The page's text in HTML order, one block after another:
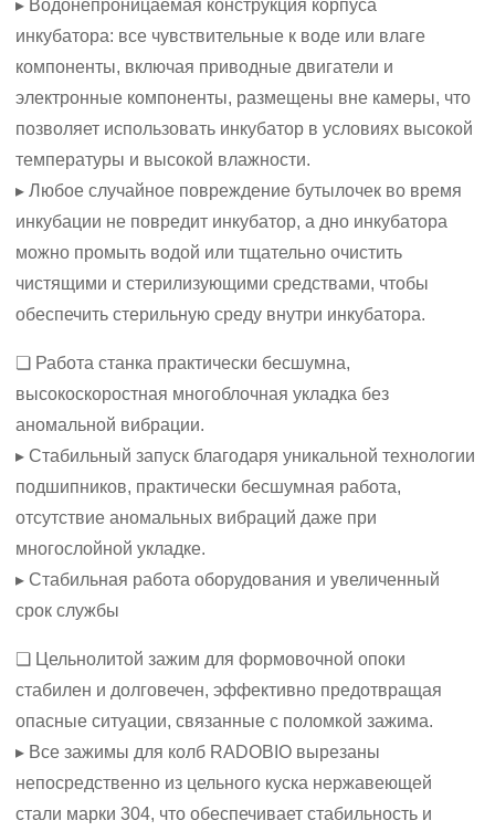
▸ Водонепроницаемая конструкция корпуса
инкубатора: все чувствительные к воде или влаге
компоненты, включая приводные двигатели и
электронные компоненты, размещены вне камеры, что
позволяет использовать инкубатор в условиях высокой
температуры и высокой влажности.
▸ Любое случайное повреждение бутылочек во время
инкубации не повредит инкубатор, а дно инкубатора
можно промыть водой или тщательно очистить
чистящими и стерилизующими средствами, чтобы
обеспечить стерильную среду внутри инкубатора.
❏ Работа станка практически бесшумна,
высокоскоростная многоблочная укладка без
аномальной вибрации.
▸ Стабильный запуск благодаря уникальной технологии
подшипников, практически бесшумная работа,
отсутствие аномальных вибраций даже при
многослойной укладке.
▸ Стабильная работа оборудования и увеличенный
срок службы
❏ Цельнолитой зажим для формовочной опоки
стабилен и долговечен, эффективно предотвращая
опасные ситуации, связанные с поломкой зажима.
▸ Все зажимы для колб RADOBIO вырезаны
непосредственно из цельного куска нержавеющей
стали марки 304, что обеспечивает стабильность и